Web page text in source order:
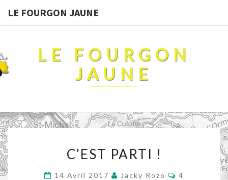
LE FOURGON JAUNE
LE FOURGON
JAUNE
PARTI
!
C’EST PARTI !
14 Avril 2017 Jacky Rozo
4